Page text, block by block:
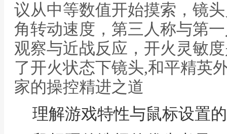
议从中等数值开始摸索，镜
角转动速度，第三人称与第
观察与近战反应，开火灵敏
了开火状态下镜头,和平精英
家的操控精进之道
理解游戏特性与鼠标设置